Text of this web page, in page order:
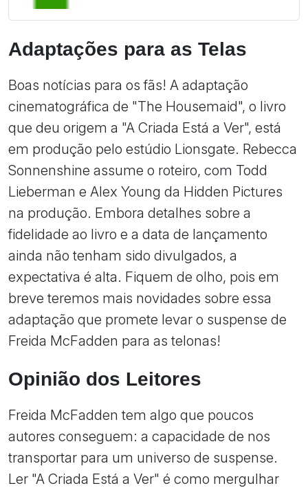
Adaptações para as Telas
Boas notícias para os fãs! A adaptação
cinematográfica de "The Housemaid", o livro
que deu origem a "A Criada Está a Ver", está
em produção pelo estúdio Lionsgate. Rebecca
Sonnenshine assume o roteiro, com Todd
Lieberman e Alex Young da Hidden Pictures
na produção. Embora detalhes sobre a
fidelidade ao livro e a data de lançamento
ainda não tenham sido divulgados, a
expectativa é alta. Fiquem de olho, pois em
breve teremos mais novidades sobre essa
adaptação que promete levar o suspense de
Freida McFadden para as telonas!
Opinião dos Leitores
Freida McFadden tem algo que poucos
autores conseguem: a capacidade de nos
transportar para um universo de suspense.
Ler "A Criada Está a Ver" é como mergulhar